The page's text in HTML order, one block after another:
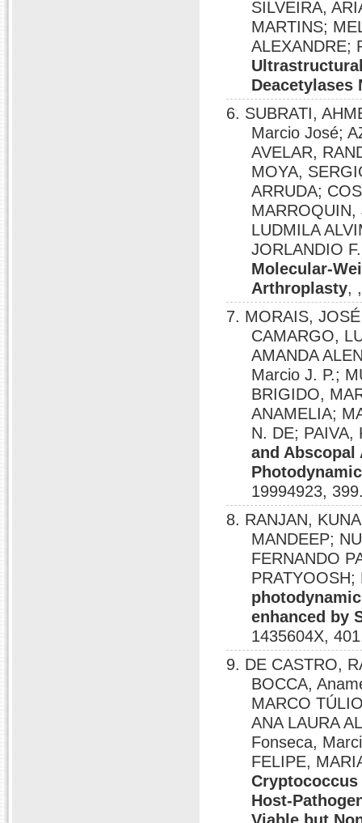
SILVEIRA,
MARTINS;
ALEXANDRE;
Deacetylases
6. SUBRATI,
Marcio José;
AVELAR,
MOYA,
ARRUDA;
LUDMILA
JORLANDIO
Molecular-
Arthroplasty,
7. MORAIS,
CAMARGO,
AMANDA
Marcio J. P.;
BRIGIDO,
ANAMELIA;
N. DE;
and Abscopal
19994923,
8. RANJAN,
MANDEEP;
FERNANDO
enhanced by
1435604X,
9. DE CASTRO,
BOCCA,
MARCO
ANA LAURA
Fonseca,
FELIPE,
Host-